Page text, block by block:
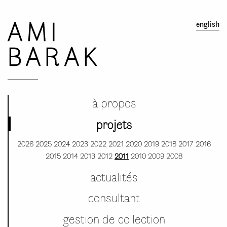
AMI
BARAK
english
à propos
projets
2026 2025 2024 2023 2022 2021 2020 2019 2018 2017 2016
2015 2014 2013 2012 2011 2010 2009 2008
actualités
consultant
gestion de collection